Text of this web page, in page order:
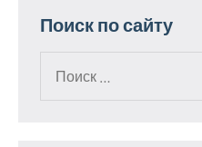
Поиск по сайту